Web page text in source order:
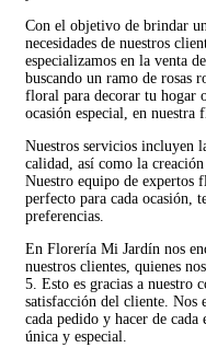
Con el objetivo de brindar
necesidades de nuestros
especializamos en la venta
buscando un ramo de rosas
floral para decorar tu hogar
ocasión especial, en nuestra
Nuestros servicios incluyen
calidad, así como la
Nuestro equipo de expertos
perfecto para cada ocasión,
preferencias.
En Florería Mi Jardín nos
nuestros clientes, quienes
5. Esto es gracias a nuestro
satisfacción del cliente. Nos
cada pedido y hacer de
única y especial.